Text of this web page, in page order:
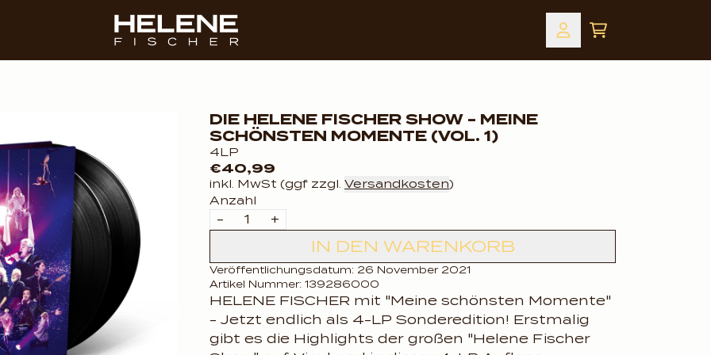
Konto
Warenkorb
DIE HELENE FISCHER SHOW - MEINE
SCHÖNSTEN MOMENTE (VOL. 1)
4LP
€40,99
inkl. MwSt (ggf zzgl. Versandkosten)
Anzahl
- +
IN DEN WARENKORB
Veröffentlichungsdatum: 26 November 2021
Artikel Nummer: 139286000
HELENE FISCHER mit "Meine schönsten Momente"
- Jetzt endlich als 4-LP Sonderedition! Erstmalig
gibt es die Highlights der großen "Helene Fischer